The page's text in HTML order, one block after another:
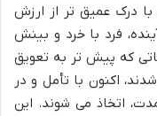
با درک عمیق تر از ارزش
فرد با خرد و بینش
که پیش تر به تعویق
اکنون با تأمل و در
اتخاذ می شوند. این